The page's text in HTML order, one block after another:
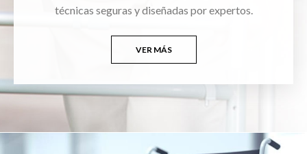
técnicas seguras y diseñadas por expertos.
VER MÁS